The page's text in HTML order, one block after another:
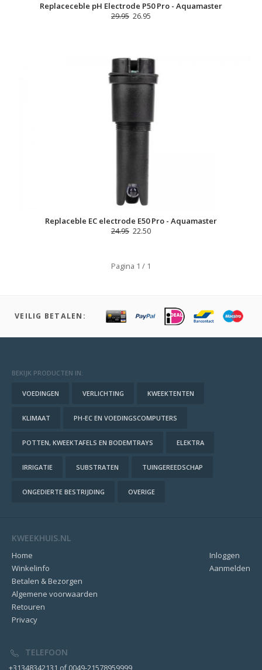
Replaceceble pH Electrode P50 Pro - Aquamaster
29.95 26.95
Replaceble EC electrode E50 Pro - Aquamaster
24.95 22.50
Pagina 1 / 1
VEILIG BETALEN:
BEKIJK PRODUCTEN IN:
VOEDINGEN VERLICHTING KWEEKTENTEN
KLIMAAT PH-EC EN VOEDINGSCOMPUTERS
POTTEN, KWEEKTAFELS EN BODEMTRAYS ELEKTRA
IRRIGATIE SUBSTRATEN TUINGEREEDSCHAP
ONGEDIERTE BESTRIJDING OVERIGE
KWEEKHUIS.NL
Inloggen
Aanmelden
Home
Winkelinfo
Betalen & Bezorgen
Algemene voorwaarden
Retouren
Privacy
TELEFOON
+31348342131 of 0049-21578959999